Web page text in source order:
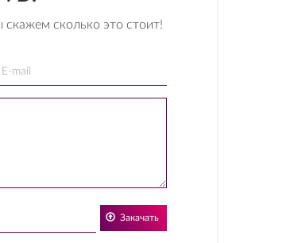
сколько это стоит!
Закачать